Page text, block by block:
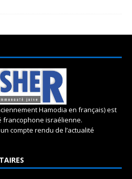
Hamodia en français) est
francophone israélienne.
compte rendu de l’actualité